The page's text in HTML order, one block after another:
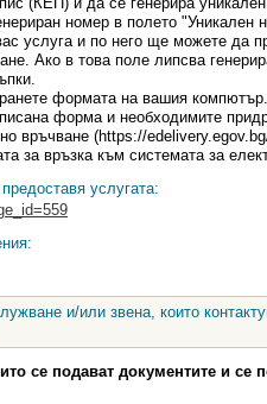
номер в полето "Уникален
услуга и по него ще можете да
Ако в това поле липсва
формата на вашия компютър.
форма и необходимите
връчване (https://
за връзка към системата за
услугата:
и/или звена, които
се подават документите и се